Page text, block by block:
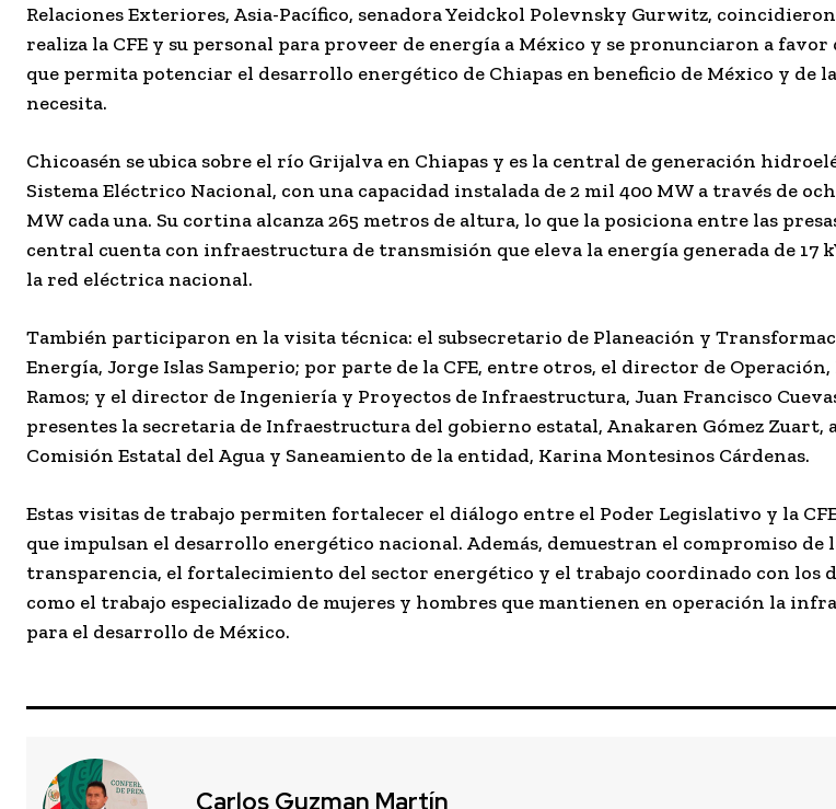
Relaciones Exteriores, Asia-Pacífico, senadora Yeidckol Polevnsky Gurwitz,
realiza la CFE y su personal para proveer de energía a México y se pronunciaron a
que permita potenciar el desarrollo energético de Chiapas en beneficio de México y de
necesita.
Chicoasén se ubica sobre el río Grijalva en Chiapas y es la central de generación
Sistema Eléctrico Nacional, con una capacidad instalada de 2 mil 400 MW a través de
MW cada una. Su cortina alcanza 265 metros de altura, lo que la posiciona entre las
central cuenta con infraestructura de transmisión que eleva la energía generada de 17
la red eléctrica nacional.
También participaron en la visita técnica: el subsecretario de Planeación y
Energía, Jorge Islas Samperio; por parte de la CFE, entre otros, el director de
Ramos; y el director de Ingeniería y Proyectos de Infraestructura, Juan Francisco
presentes la secretaria de Infraestructura del gobierno estatal, Anakaren Gómez Zuart,
Comisión Estatal del Agua y Saneamiento de la entidad, Karina Montesinos Cárdenas.
Estas visitas de trabajo permiten fortalecer el diálogo entre el Poder Legislativo y la
que impulsan el desarrollo energético nacional. Además, demuestran el compromiso de
transparencia, el fortalecimiento del sector energético y el trabajo coordinado con los
como el trabajo especializado de mujeres y hombres que mantienen en operación la
para el desarrollo de México.
Carlos Guzman Martín